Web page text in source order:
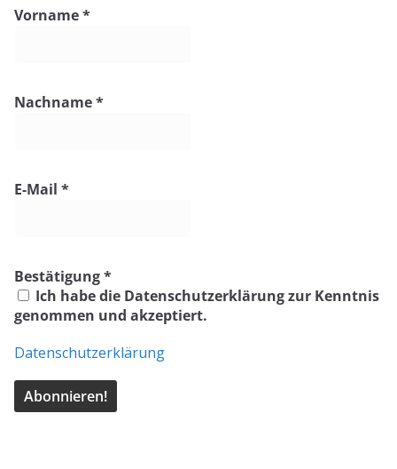
eVorname*
Nachname*
E-Mail *
Bestätigung*
Ich habe die Datenschutzerklärung zur Kenntnis
genommen und akzeptiert.
Datenschutzerklärung